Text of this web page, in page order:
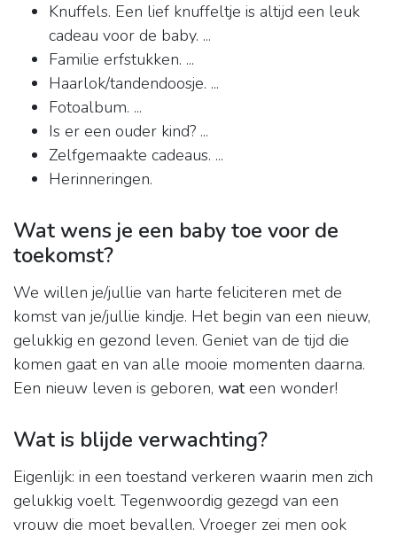
Knuffels. Een lief knuffeltje is altijd een leuk
cadeau voor de baby. ...
Familie erfstukken. ...
Haarlok/tandendoosje. ...
Fotoalbum. ...
Is er een ouder kind? ...
Zelfgemaakte cadeaus. ...
Herinneringen.
Wat wens je een baby toe voor de
toekomst?
We willen je/jullie van harte feliciteren met de
komst van je/jullie kindje. Het begin van een nieuw,
gelukkig en gezond leven. Geniet van de tijd die
komen gaat en van alle mooie momenten daarna.
Een nieuw leven is geboren, wateen wonder!
Wat is blijde verwachting?
Eigenlijk: in een toestand verkeren waarin men zich
gelukkig voelt. Tegenwoordig gezegd van een
vrouw die moet bevallen. Vroeger zei men ook